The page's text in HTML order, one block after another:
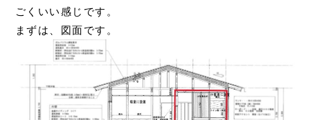
ごくいい感じです。
まずは、図面です。